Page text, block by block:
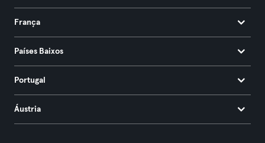
França
Países Baixos
Portugal
Áustria